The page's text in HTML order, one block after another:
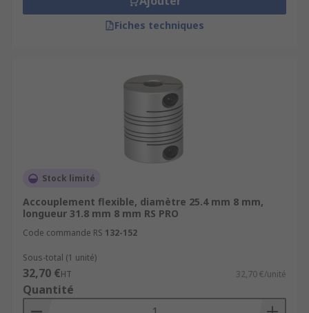
Fiches techniques
Stock limité
Accouplement flexible, diamètre 25.4 mm 8 mm,
longueur 31.8 mm 8 mm RS PRO
Code commande RS 132-152
Sous-total (1 unité)
32,70 €HT 32,70 €/unité
Quantité